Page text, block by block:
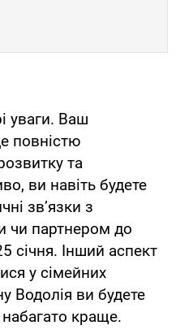
уваги. Ваш
повністю
та
ви навіть будете
зв’язки з
чи партнером до
січня. Інший аспект
у сімейних
Водолія ви будете
набагато краще.